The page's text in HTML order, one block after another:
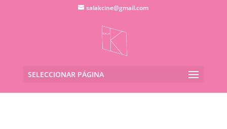
salakcine@gmail.com
SELECCIONAR PÁGINA